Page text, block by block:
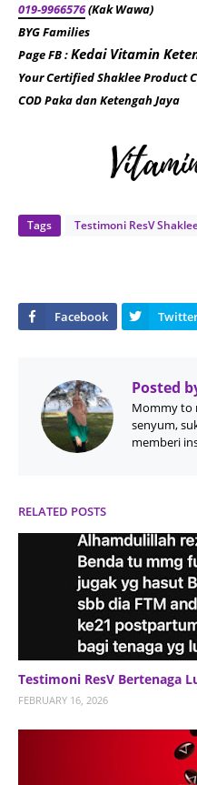
019-9966576(Kak Wawa)
BYG Families
Page FB:Kedai Vitamin
Your Certified Shaklee Product
COD Paka dan Ketengah Jaya
Tags Testimoni ResV
Posted
Mommy to
senyum,
memberi
RELATED POSTS
Testimoni ResV Bertenaga
FEBRUARY 16, 2026